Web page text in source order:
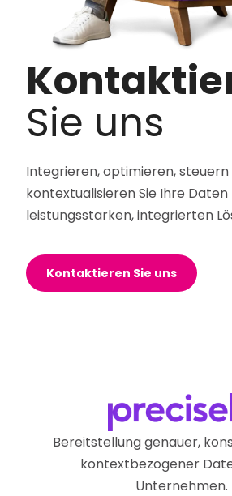
Sie uns
Integrieren, optimieren, steuern
kontextualisieren Sie Ihre
leistungsstarken, integrierten
Kontaktieren Sie uns
Bereitstellung genauer,
kontextbezogener
Unternehmen.